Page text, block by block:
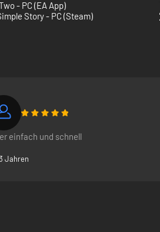
- PC (EA App)
Story - PC (Steam)
einfach und schnell
Jahren